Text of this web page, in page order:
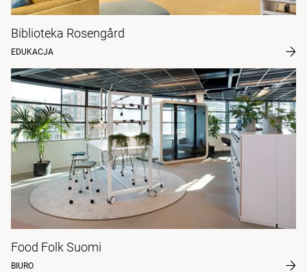
Biblioteka Rosengård
EDUKACJA
Food Folk Suomi
BIURO